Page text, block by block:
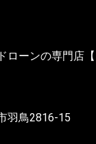
ローンの専門店
羽鳥2816-15